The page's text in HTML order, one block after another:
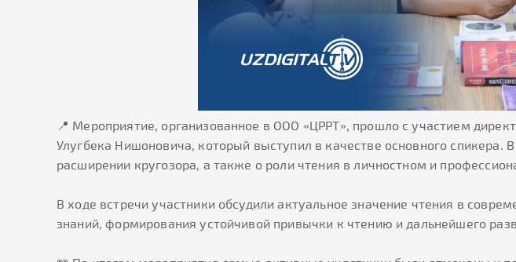
📍 Мероприятие, организованное в ООО «ЦРРТ», прошло с участием
Улугбека Нишоновича , который выступил в качестве основного спикера.
расширении кругозора, а также о роли чтения в личностном и
В ходе встречи участники обсудили актуальное значение чтения в
знаний, формирования устойчивой привычки к чтению и дальнейшего